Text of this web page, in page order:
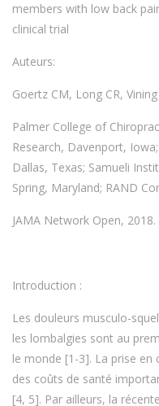
members with low back
clinical trial
Auteurs:
Goertz CM, Long CR,
Palmer College of
Research, Davenport,
Dallas, Texas; Samueli
Spring, Maryland; RAND
JAMA Network Open,
Introduction :
Les douleurs musculo-
les lombalgies sont au
le monde [1-3]. La prise en
des coûts de santé
[4, 5]. Par ailleurs, la